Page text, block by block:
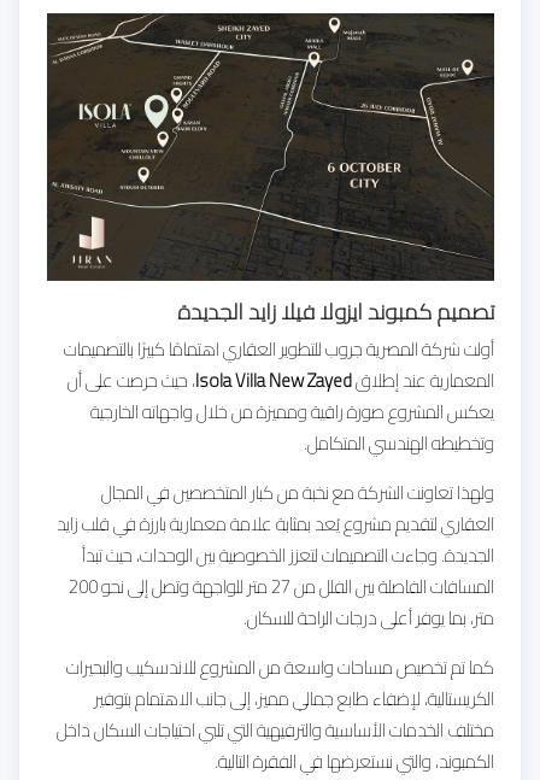
تصميم كمبوند ايزولا فيلا زايد الجديدة
أولت شركة المصرية جروب للتطوير العقاري اهتمامًا كبيرًا بالتصميمات
المعمارية عند إطلاقIsola Villa New Zayed، حيث حرصت على أن
يعكس المشروع صورة راقية ومميزة من خلال واجهاته الخارجية
وتخطيطه الهندسي المتكامل.
ولهذا تعاونت الشركة مع نخبة من كبار المتخصصين في المجال
العقاري لتقديم مشروع يُعد بمثابة علامة معمارية بارزة في قلب زايد
الجديدة. وجاءت التصميمات لتعزز الخصوصية بين الوحدات، حيث تبدأ
المسافات الفاصلة بين الفلل من 27 متر للواجهة وتصل إلى نحو 200
متر، بما يوفر أعلى درجات الراحة للسكان.
كما تم تخصيص مساحات واسعة من المشروع للاندسكيب والبحيرات
الكريستالية، لإضفاء طابع جمالي مميز، إلى جانب الاهتمام بتوفير
مختلف الخدمات الأساسية والترفيهية التي تلبي احتياجات السكان داخل
الكمبوند، والتي نستعرضها في الفقرة التالية.